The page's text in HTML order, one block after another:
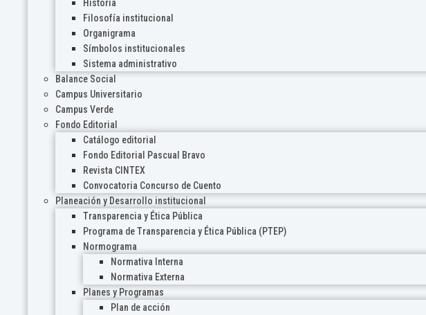
Historia
Filosofía institucional
Organigrama
Símbolos institucionales
Sistema administrativo
Balance Social
Campus Universitario
Campus Verde
Fondo Editorial
Catálogo editorial
Fondo Editorial Pascual Bravo
Revista CINTEX
Convocatoria Concurso de Cuento
Planeación y Desarrollo institucional
Transparencia y Ética Pública
Programa de Transparencia y Ética Pública (PTEP)
Normograma
Normativa Interna
Normativa Externa
Planes y Programas
Plan de acción